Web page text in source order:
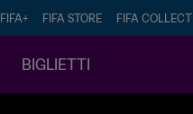
FIFA+ FIFA STORE FIFA COLLECT
BIGLIETTI